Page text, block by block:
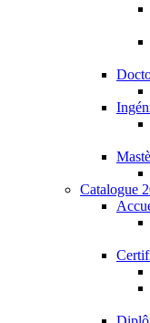
Catalogue